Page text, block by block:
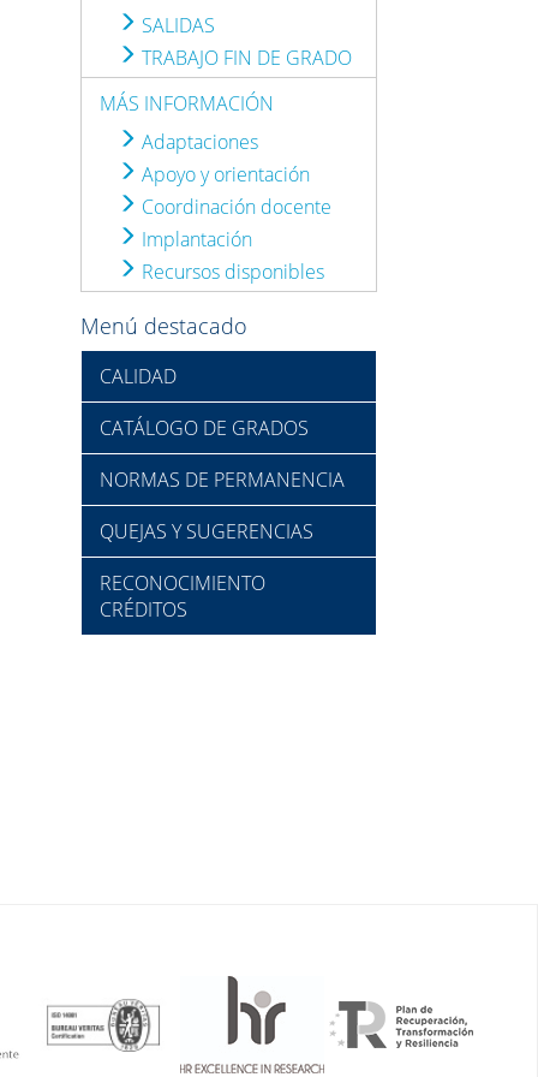
SALIDAS
TRABAJO FIN DE GRADO
MÁS INFORMACIÓN
Adaptaciones
Apoyo y orientación
Coordinación docente
Implantación
Recursos disponibles
Menú destacado
CALIDAD
CATÁLOGO DE GRADOS
NORMAS DE PERMANENCIA
QUEJAS Y SUGERENCIAS
RECONOCIMIENTO
CRÉDITOS